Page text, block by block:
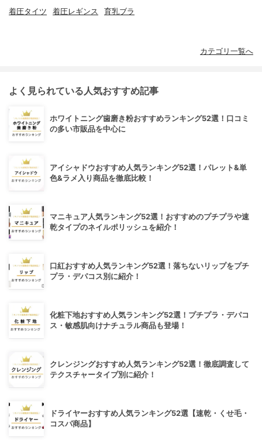
着圧タイツ 着圧レギンス 育乳ブラ
カテゴリ一覧へ
よく見られている人気おすすめ記事
ホワイトニング歯磨き粉おすすめランキング52選！口コミ
の多い市販品を中心に
アイシャドウおすすめ人気ランキング52選！パレット&単
色&ラメ入り商品を徹底比較！
マニキュア人気ランキング52選！おすすめのプチプラや速
乾タイプのネイルポリッシュを紹介！
口紅おすすめ人気ランキング52選！落ちないリップをプチ
プラ・デパコス別に紹介！
化粧下地おすすめ人気ランキング52選！プチプラ・デパコ
ス・敏感肌向けナチュラル商品も登場！
クレンジングおすすめ人気ランキング52選！徹底調査して
テクスチャータイプ別に紹介！
ドライヤーおすすめ人気ランキング52選【速乾・くせ毛・
コスパ商品】